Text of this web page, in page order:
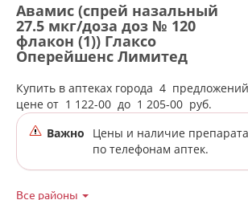
Авамис (спрей назальный
27.5 мкг/доза доз № 120
флакон (1)) Глаксо
Оперейшенс Лимитед
Великобритания в аптеках
города Красноуральска
Купить в аптеках города 4
цене от 1 122-00 до 1 205-00 руб.
Важно
Цены и наличие
по телефонам аптек.
Все районы